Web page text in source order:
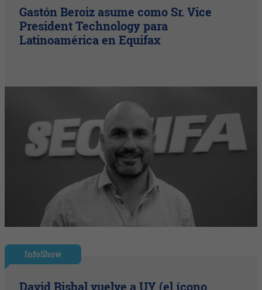
Gastón Beroiz asume como Sr. Vice
President Technology para
Latinoamérica en Equifax
InfoShow
David Bisbal vuelve a UY (el ícono